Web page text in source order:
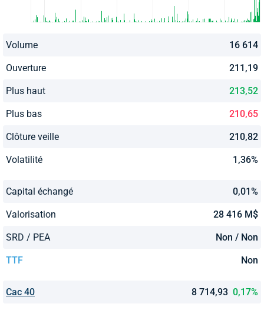
Volume 16 614
Ouverture 211,19
Plus haut 213,52
Plus bas 210,65
Clôture veille 210,82
Volatilité 1,36%
Capital échangé 0,01%
Valorisation 28 416 M$
SRD / PEA Non / Non
TTF Non
Cac 40 8 714,93 0,17%